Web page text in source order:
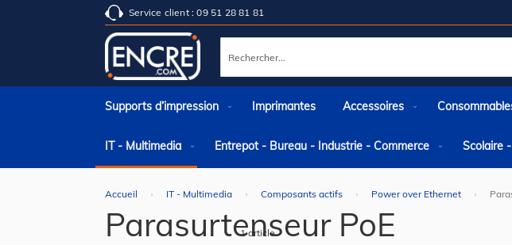
Service client : 09 51 28 81 81
Rechercher
Supports d’impression Imprimantes Accessoires
IT - Multimedia Entrepot - Bureau - Industrie - Commerce Scolaire
Accueil IT - Multimedia Composants actifs Power over Ethernet
Parasurtenseur PoE
1article